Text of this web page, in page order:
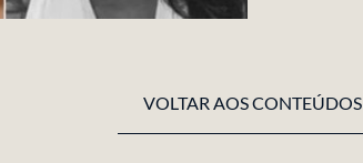
VOLTAR AOS CONTEÚDOS